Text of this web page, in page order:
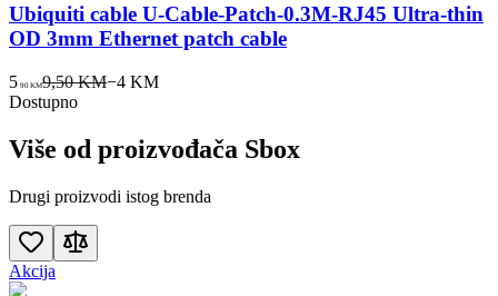
Ubiquiti cable U-Cable-Patch-0.3M-RJ45 Ultra-thin
OD 3mm Ethernet patch cable
5 90KM9,50 KM−4 KM
Dostupno
Više od proizvođača Sbox
Drugi proizvodi istog brenda
Akcija